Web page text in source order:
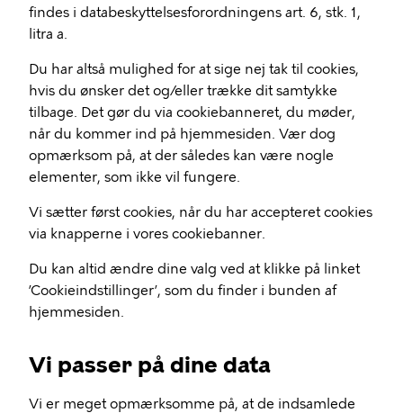
findes i databeskyttelsesforordningens art. 6, stk. 1,
litra a.
Du har altså mulighed for at sige nej tak til cookies,
hvis du ønsker det og/eller trække dit samtykke
tilbage. Det gør du via cookiebanneret, du møder,
når du kommer ind på hjemmesiden. Vær dog
opmærksom på, at der således kan være nogle
elementer, som ikke vil fungere.
Vi sætter først cookies, når du har accepteret cookies
via knapperne i vores cookiebanner.
Du kan altid ændre dine valg ved at klikke på linket
’Cookieindstillinger’, som du finder i bunden af
hjemmesiden.
Vi passer på dine data
Vi er meget opmærksomme på, at de indsamlede